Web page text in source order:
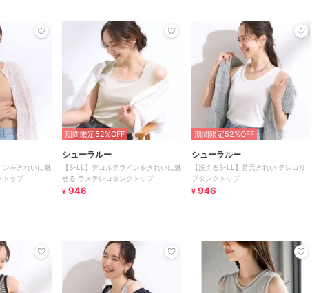
ンをきれいに魅
トップ
期間限定52%OFF
シューラルー
【S-LL】デコルテラインをきれいに魅
せる ラメテレコタンクトップ
¥ 946
期間限定52%OFF
シューラルー
【洗えるS-LL】首元きれい テレコリ
ブタンクトップ
¥ 946